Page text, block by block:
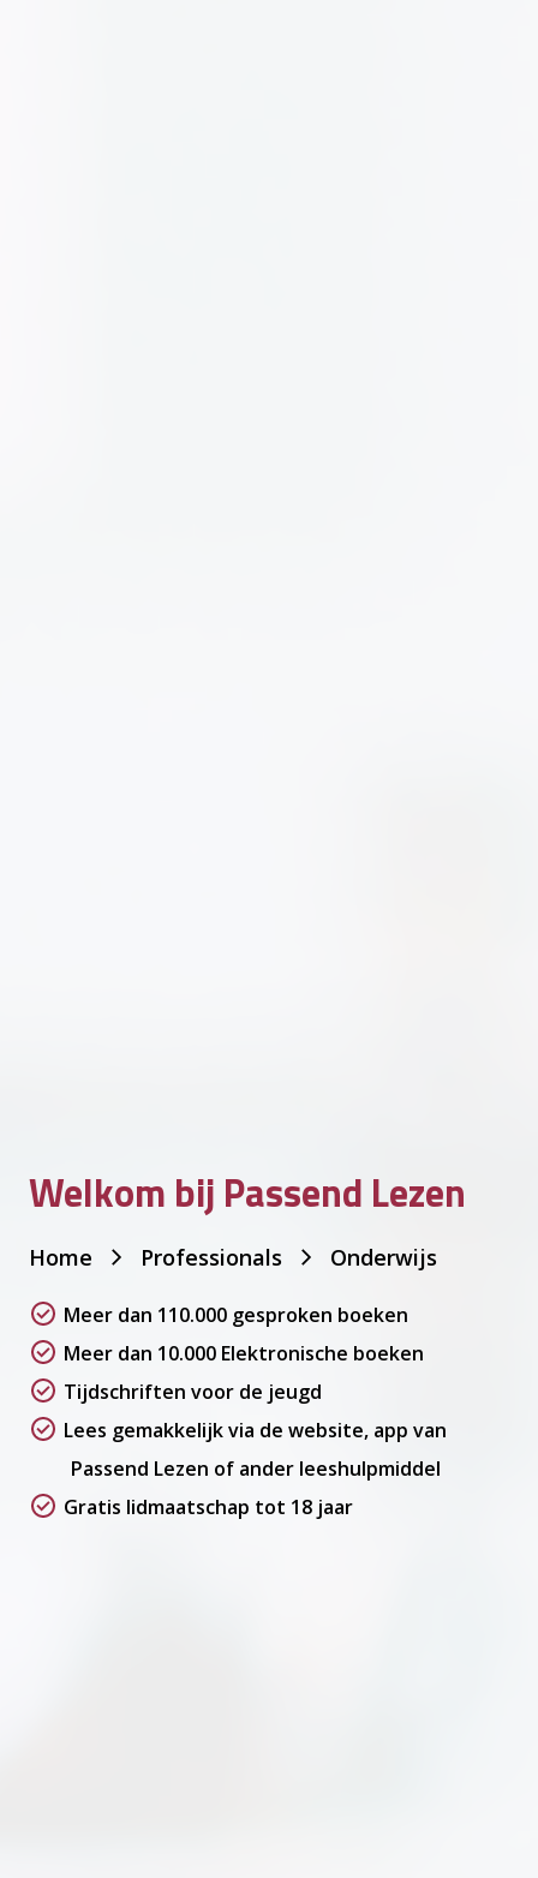
Welkom bij Passend Lezen
Je
hier:
Home Professionals Onderwijs
Meer dan 110.000 gesproken boeken
Meer dan 10.000 Elektronische boeken
Tijdschriften voor de jeugd
Lees gemakkelijk via de website, app van
Passend Lezen of ander leeshulpmiddel
Gratis lidmaatschap tot 18 jaar